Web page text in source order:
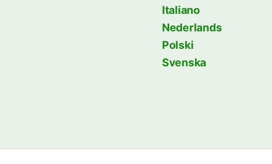
Italiano
Nederlands
Polski
Svenska